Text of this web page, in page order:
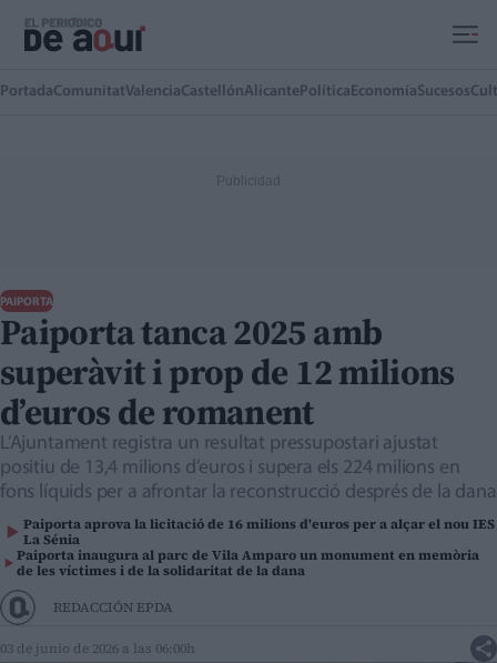
PortadaComunitatValenciaCastellónAlicante Política EconomíaSucesos
PAIPORTA
Paiporta tanca 2025 amb
superàvit i prop de 12 milions
d’euros de romanent
L’Ajuntament registra un resultat pressupostari ajustat
positiu de 13,4 milions d’euros i supera els 224 milions en
fons líquids per a afrontar la reconstrucció després de la dana
Paiporta aprova la licitació de 16 milions d'euros per a alçar el nou IES
La Sénia
Paiporta inaugura al parc de Vila Amparo un monument en memòria
de les víctimes i de la solidaritat de la dana
REDACCIÓN EPDA
03 de junio de 2026 a las 06:00h